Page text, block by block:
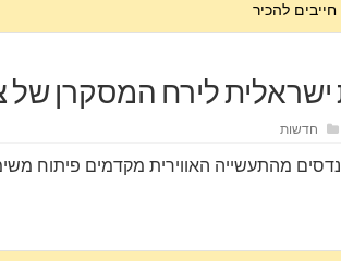
ישראלית לירח המסקרן של
חדשות
מהתעשייה האווירית מקדמים פיתוח